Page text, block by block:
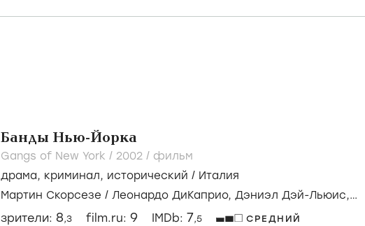
Банды Нью-Йорка
Gangs of New York / 2002 / фильм
драма, криминал, исторический / Италия
Мартин Скорсезе / Леонардо ДиКаприо, Дэниэл Дэй-Льюис,
зрители: 8,3 film.ru: 9 IMDb: 7,5 СРЕДНИЙ